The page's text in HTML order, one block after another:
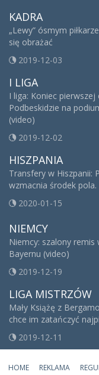
KADRA
„Lewy” ósmym
się obrażać
2019-12-03
I LIGA
I liga: Koniec
Podbeskidzie na
(video)
2019-12-02
HISZPANIA
Transfery w Hiszpanii:
wzmacnia środek
2020-01-15
NIEMCY
Niemcy: szalony remis
Bayernu (video)
2019-12-19
LIGA MISTRZÓW
Mały Książę z
chce im zatańczyć
2019-12-11
HOME REKLAMA